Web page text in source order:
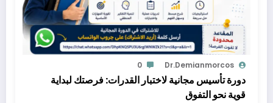
Dr.demianmorcos
0
دورة تأسيس مجانية لاختبار القدرات: فرصتك لبداية
قوية نحو التفوق